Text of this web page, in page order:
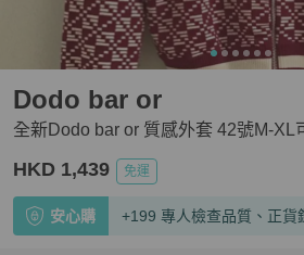
全新Dodo bar or 質感外套 42號M-XL
Dodo bar or
HKD 1,439 免運
安心購 +199 專人檢查品質、正貨